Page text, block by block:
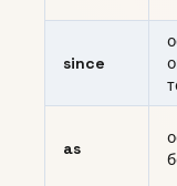
since
as